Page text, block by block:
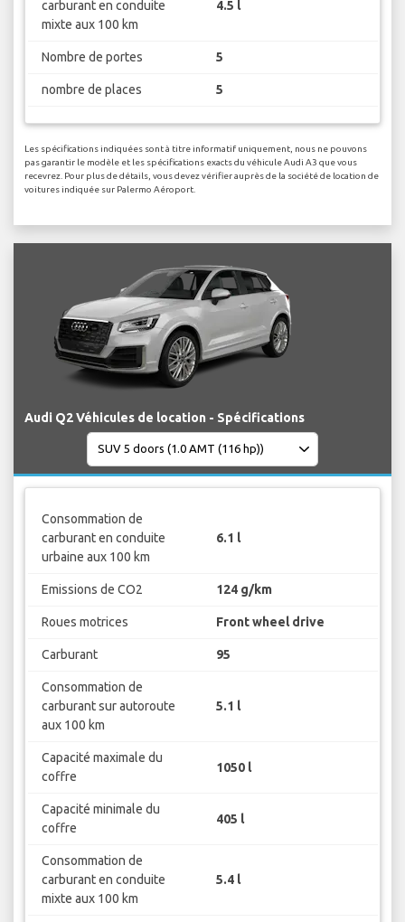
carburant en conduite
mixte aux 100 km
4.5 l
Nombre de portes 5
nombre de places 5
Les spécifications indiquées sont à titre informatif uniquement, nous ne pouvons
pas garantir le modèle et les spécifications exacts du véhicule Audi A3 que vous
recevrez. Pour plus de détails, vous devez vérifier auprès de la société de location de
voitures indiquée sur Palermo Aéroport.
Audi Q2 Véhicules de location - Spécifications
Consommation de
carburant en conduite
urbaine aux 100 km
6.1 l
Emissions de CO2 124 g/km
Roues motrices Front wheel drive
Carburant 95
Consommation de
carburant sur autoroute
aux 100 km
5.1 l
Capacité maximale du
coffre
1050 l
Capacité minimale du
coffre
405 l
Consommation de
carburant en conduite
mixte aux 100 km
5.4 l